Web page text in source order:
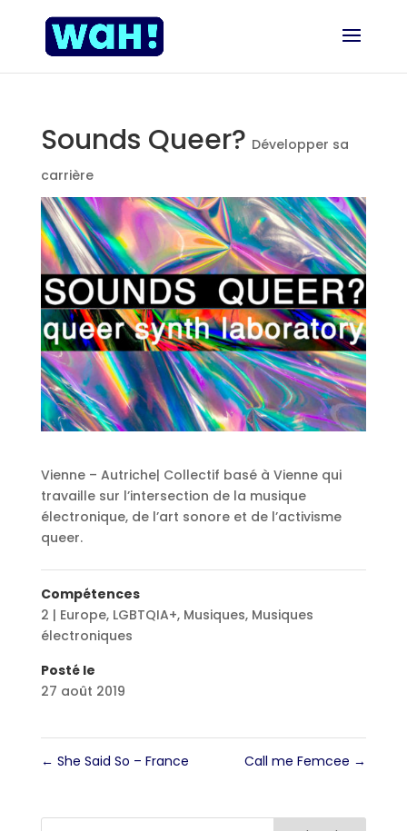
Sounds Queer? Développer sa
carrière
Vienne – Autriche| Collectif basé à Vienne qui
travaille sur l’intersection de la musique
électronique, de l’art sonore et de l’activisme
queer.
Compétences
2 | Europe, LGBTQIA+, Musiques, Musiques
électroniques
Posté le
27 août 2019
← She Said So – France Call me Femcee →